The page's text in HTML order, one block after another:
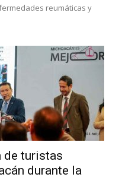
reumáticas y
de turistas
durante la